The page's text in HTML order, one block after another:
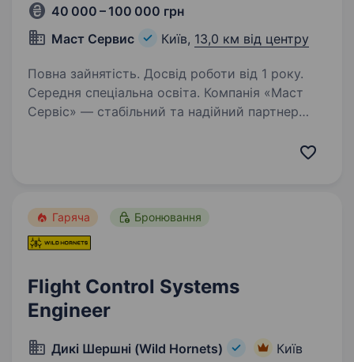
40 000 – 100 000 грн
Маст Сервис
Київ, 13,0 км від центру
Повна зайнятість. Досвід роботи від 1 року.
Середня спеціальна освіта. Компанія «Маст
Сервіс» — стабільний та надійний партнер
промислової складської техніки (Linde, Toyota
Гаряча Бронювання
Flight Control Systems
Engineer
Дикі Шершні (Wild Hornets) Київ